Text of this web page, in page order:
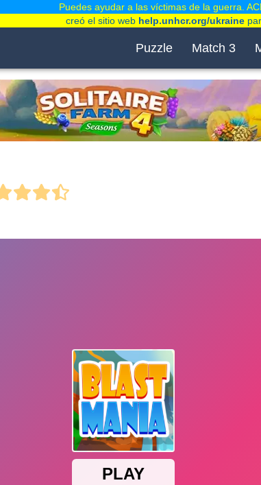
Puzzle Match 3
Puedes ayudar a las víctimas de la guerra.
creó el sitio web help.unhcr.org/ukraine